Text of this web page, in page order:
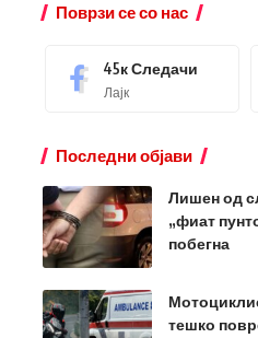
Поврзи се со нас
45кСледачи
Лајк
Последни објави
Лишен од
„фиат
побегна
тешко